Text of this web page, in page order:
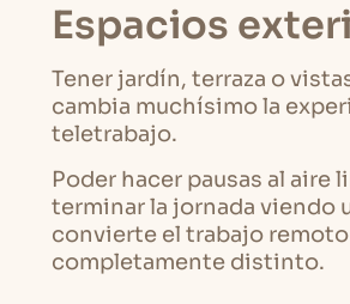
Espacios
Tener jardín, terraza o
cambia muchísimo la
teletrabajo.
Poder hacer pausas al aire
terminar la jornada viendo
convierte el trabajo
completamente distinto.